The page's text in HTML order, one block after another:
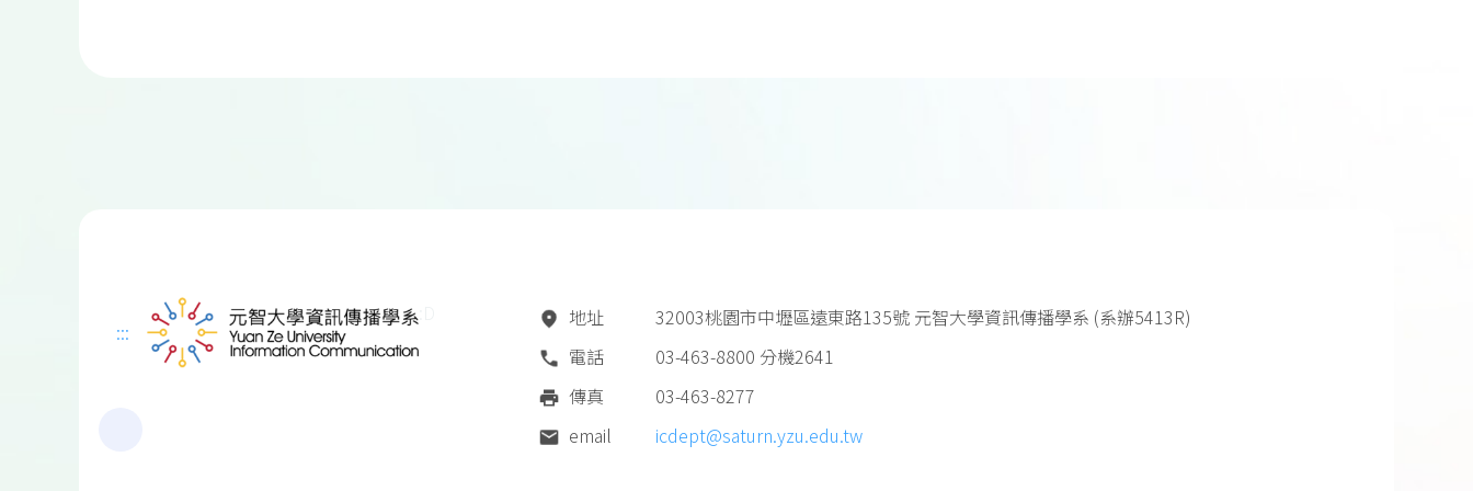
:::
地址
32003桃園市中壢區遠東路135號 元智大學資訊傳播學系 (系辦5413R)
電話
03-463-8800 分機2641
傳真
03-463-8277
email
icdept@saturn.yzu.edu.tw